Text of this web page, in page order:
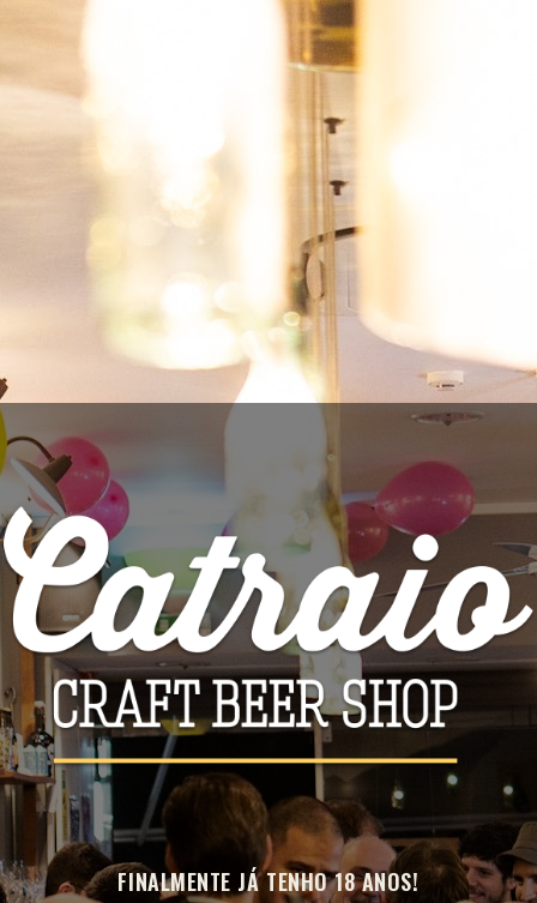
Deve devolver os bens, sem atraso injustificado e no prazo
máximo de 14 dias a contar da comunicação da resolução, para a
seguinte morada: Catraio Craft Beer Shop, Rua de Cedofeita 256,
4050-174 Porto.
Os custos diretos da devolução dos bens são suportados por:
A Catraio reembolsará todos os pagamentos recebidos,
incluindo os custos de entrega (com exceção dos custos
suplementares decorrentes da escolha de uma modalidade de
envio diferente da modalidade menos onerosa disponibilizada),
no prazo de 14 dias a contar da data em que for informada da
decisão de resolução. O reembolso é efetuado através do
mesmo meio de pagamento utilizado na compra, salvo acordo
expresso em contrário. A Catraio pode reter o reembolso até
receber os bens devolvidos, ou até o consumidor apresentar
prova do respetivo envio, consoante o que ocorrer primeiro.
ESTADO DOS BENS
O consumidor é responsável pela depreciação dos bens que
resulte de um manuseamento que exceda o necessário para
verificar a natureza, as características e o funcionamento dos
mesmos.
EXCEÇÕES AO DIREITO DE LIVRE RESOLUÇÃO
Nos termos do artigo 17.º do Decreto-Lei n.º 24/2014, o direito
de livre resolução pode não ser aplicável a determinados bens,
nomeadamente:[A PREENCHER: indicar as exceções
aplicáveis, por exemplo bens selados que não sejam
suscetíveis de devolução por motivos de proteção da
saúde ou de higiene quando abertos após a entrega]
MODELO DE FORMULÁRIO DE LIVRE RESOLUÇÃO
FINALMENTE JÁ TENHO 18 ANOS!